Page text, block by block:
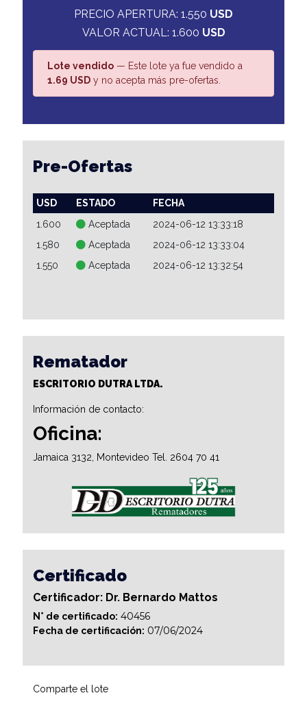
PRECIO APERTURA: 1.550 USD
VALOR ACTUAL: 1.600 USD
Lote vendido — Este lote ya fue vendido a
1.69 USD y no acepta más pre-ofertas.
Pre-Ofertas
USD ESTADO
FECHA
1.600
Aceptada
2024-06-12 13:33:18
1.580
Aceptada
2024-06-12 13:33:04
1.550
Aceptada 2024-06-12 13:32:54
Rematador
ESCRITORIO DUTRA LTDA.
Información de contacto:
Oficina:
Jamaica 3132, Montevideo Tel. 2604 70 41
Certificado
Certificador: Dr. Bernardo Mattos
N° de certificado: 40456
Fecha de certificación: 07/06/2024
Comparte el lote